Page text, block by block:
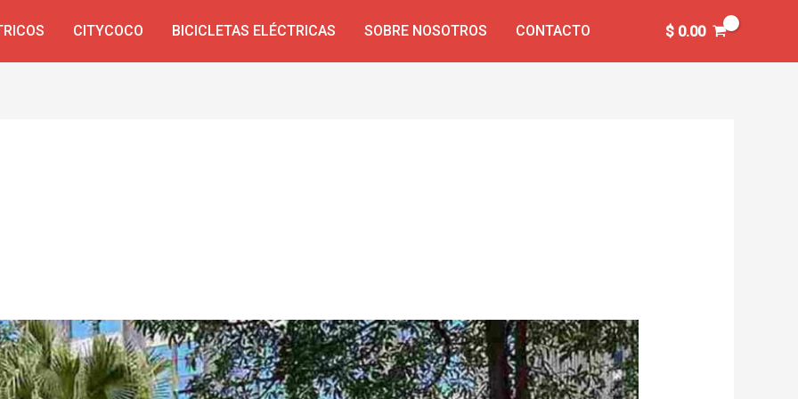
CITYCOCO BICICLETAS ELÉCTRICAS SOBRE NOSOTROS CONTACTO $0.00